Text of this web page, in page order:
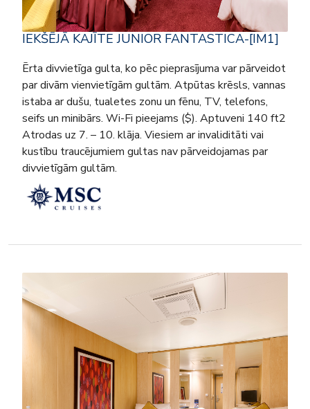
IEKŠĒJĀ KAJĪTE JUNIOR FANTASTICA-[IM1]
Ērta divvietīga gulta, ko pēc pieprasījuma var pārveidot
par divām vienvietīgām gultām. Atpūtas krēsls, vannas
istaba ar dušu, tualetes zonu un fēnu, TV, telefons,
seifs un minibārs. Wi-Fi pieejams ($). Aptuveni 140 ft2
Atrodas uz 7. – 10. klāja. Viesiem ar invaliditāti vai
kustību traucējumiem gultas nav pārveidojamas par
divvietīgām gultām.